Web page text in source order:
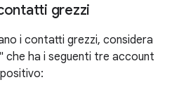
grezzi
i contatti grezzi, considera
che ha i seguenti tre account